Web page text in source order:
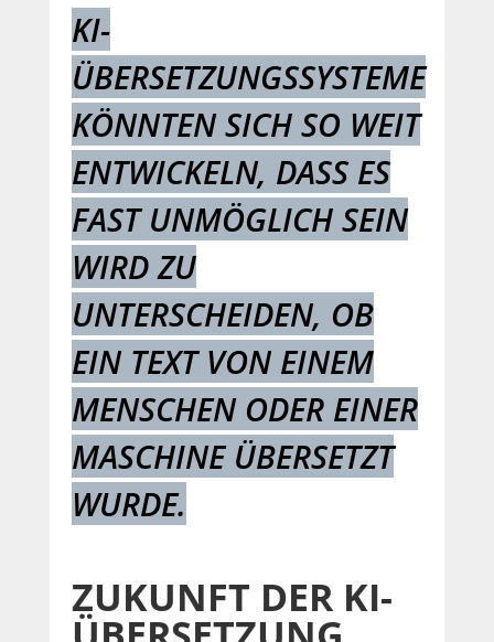
KI-
ÜBERSETZUNGSSYSTEME
KÖNNTEN SICH SO WEIT
ENTWICKELN, DASS ES
FAST UNMÖGLICH SEIN
WIRD ZU
UNTERSCHEIDEN, OB
EIN TEXT VON EINEM
MENSCHEN ODER EINER
MASCHINE ÜBERSETZT
WURDE.
ZUKUNFT DER KI-